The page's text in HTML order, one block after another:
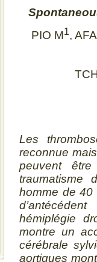
PIO M1,
Les
reconnue
peuvent
traumatisme
homme de 40
hémiplégie
montre un
cérébrale
aortiques